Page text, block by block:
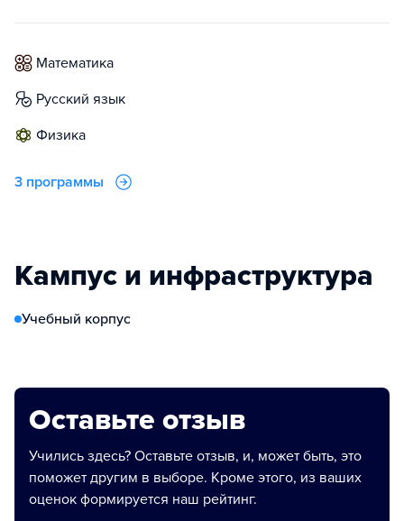
математика
русский язык
физика
3 программы
Кампус и инфраструктура
Учебный корпус
Оставьте отзыв
Учились здесь? Оставьте отзыв, и, может быть, это
поможет другим в выборе. Кроме этого, из ваших
оценок формируется наш рейтинг.